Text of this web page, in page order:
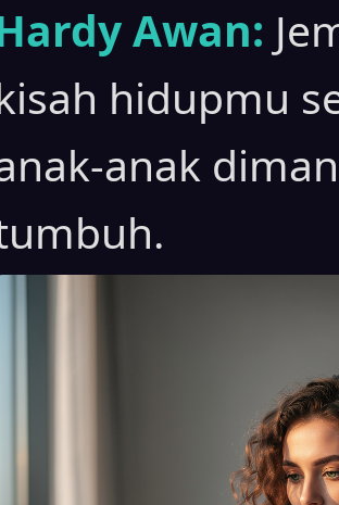
Awan:
hidupmu
anak